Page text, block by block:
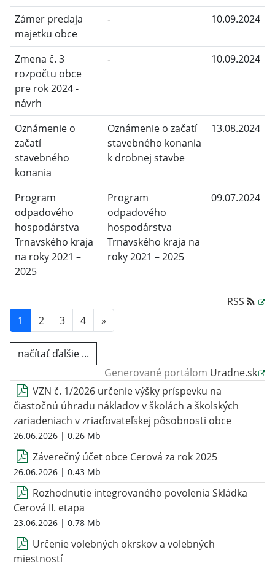
Zámer predaja
majetku obce
- 10.09.2024
Zmena č. 3
rozpočtu obce
pre rok 2024 -
návrh
- 10.09.2024
Oznámenie o
začatí
stavebného
konania
Oznámenie o začatí
stavebného konania
k drobnej stavbe
13.08.2024
Program
odpadového
hospodárstva
Trnavského kraja
na roky 2021 –
2025
Program
odpadového
hospodárstva
Trnavského kraja na
roky 2021 – 2025
09.07.2024
RSS
1
2 3 4 »
načítať ďalšie ...
Generované portálom Uradne.sk
VZN č. 1/2026 určenie výšky príspevku na
čiastočnú úhradu nákladov v školách a školských
zariadeniach v zriaďovateľskej pôsobnosti obce
26.06.2026 | 0.26 Mb
Záverečný účet obce Cerová za rok 2025
26.06.2026 | 0.43 Mb
Rozhodnutie integrovaného povolenia Skládka
Cerová II. etapa
23.06.2026 | 0.78 Mb
Určenie volebných okrskov a volebných
miestností